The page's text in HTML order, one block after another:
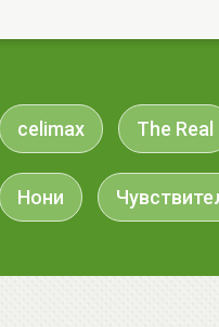
celimax The Real
Нони